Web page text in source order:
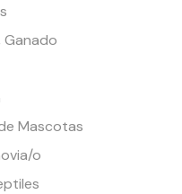
Ganado
Mascotas
o